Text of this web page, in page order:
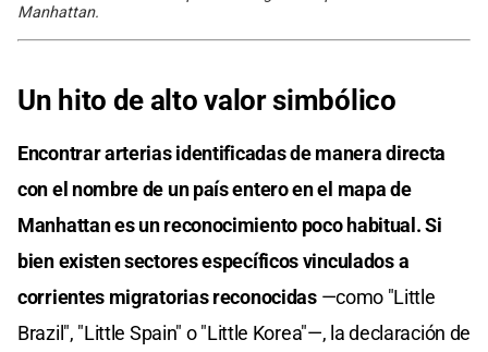
Manhattan.
Un hito de alto valor simbólico
Encontrar arterias identificadas de manera directa
con el nombre de un país entero en el mapa de
Manhattan es un reconocimiento poco habitual. Si
bien existen sectores específicos vinculados a
corrientes migratorias reconocidas —como "Little
Brazil", "Little Spain" o "Little Korea"—, la declaración de